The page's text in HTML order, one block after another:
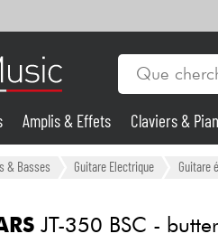
& Basses
& Sampleurs
Amplis & Effets Claviers &
& Basses Guitare Electrique Guitare
JT-350 BSC -